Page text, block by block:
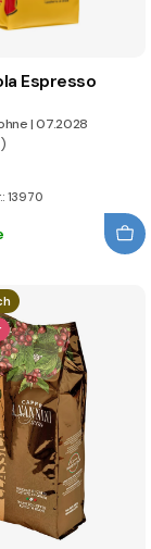
Espresso
|07.2028
13970